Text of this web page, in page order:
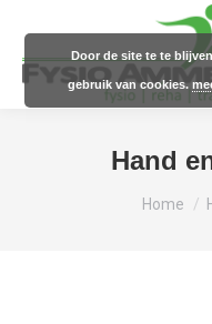
Hand
Je bent
Home
Door de site te te
gebruik van cookies.